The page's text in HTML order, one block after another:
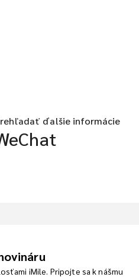
ďalšie informácie
iMile. Pripojte sa k nášmu